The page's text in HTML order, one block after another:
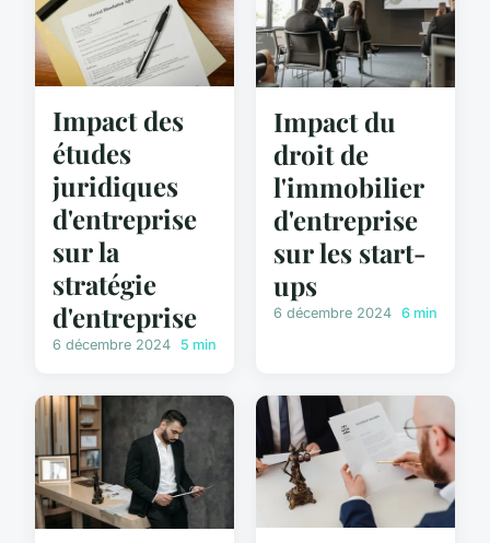
Impact des
études
juridiques
d'entreprise
sur la
stratégie
d'entreprise
6 décembre 2024 5 min
Impact du
droit de
l'immobilier
d'entreprise
sur les start-
ups
6 décembre 2024 6 min